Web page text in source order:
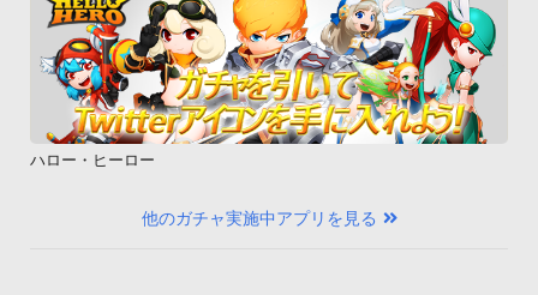
・Vision 007HW※Sメールの着信音につきまして、本アプリで
は「通知音」の変更のみ可能となっているため、「通知音」と
は別に「メール着信音」がある機種につきましては、「メール
着信音」には設定出来ません。予めご了承下さいますようお願
い申し上げます。
◆対応OS
ん。ダウンロード時にのみ販売価格分が課金されます。以降は
ハロー・ヒーロー
他のガチャ実施中アプリを見る